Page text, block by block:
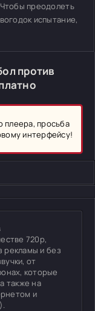
преодолеть
испытание,
против
плеера, просьба
интерфейсу!
720p,
рекламы и без
от
которые
также на
и